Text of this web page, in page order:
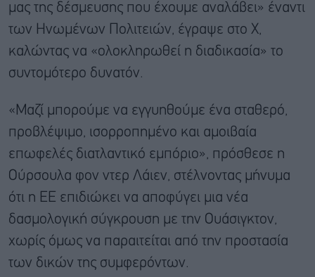
μας της δέσμευσης που έχουμε αναλάβει» έναντι
των Ηνωμένων Πολιτειών, έγραψε στο X,
καλώντας να «ολοκληρωθεί η διαδικασία» το
συντομότερο δυνατόν.
«Μαζί μπορούμε να εγγυηθούμε ένα σταθερό,
προβλέψιμο, ισορροπημένο και αμοιβαία
επωφελές διατλαντικό εμπόριο», πρόσθεσε η
Ούρσουλα φον ντερ Λάιεν, στέλνοντας μήνυμα
ότι η ΕΕ επιδιώκει να αποφύγει μια νέα
δασμολογική σύγκρουση με την Ουάσιγκτον,
χωρίς όμως να παραιτείται από την προστασία
των δικών της συμφερόντων.